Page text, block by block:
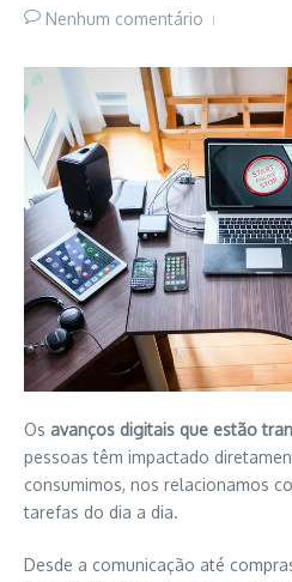
Nenhum comentário
Os avanços digitais que estão
pessoas têm impactado
consumimos, nos relacionamos
tarefas do dia a dia.
Desde a comunicação até